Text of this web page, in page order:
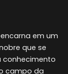
em um
que se
conhecimento
campo da